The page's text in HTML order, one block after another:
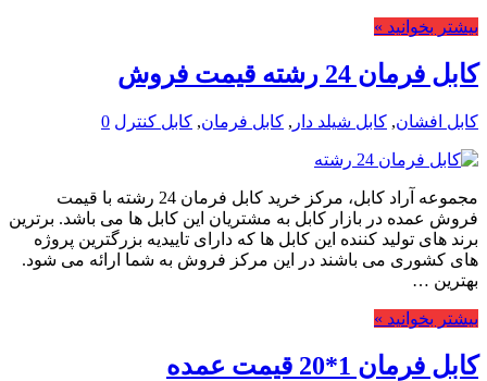
بیشتر بخوانید »
کابل فرمان 24 رشته قیمت فروش
کابل افشان, کابل شیلد دار , کابل فرمان, کابل کنترل 0
مجموعه آراد کابل، مرکز خرید کابل فرمان 24 رشته با قیمت
فروش عمده در بازار کابل به مشتریان این کابل ها می باشد. برترین
برند های تولید کننده این کابل ها که دارای تاییدیه بزرگترین پروژه
های کشوری می باشند در این مرکز فروش به شما ارائه می شود.
بهترین …
بیشتر بخوانید »
کابل فرمان 1*20 قیمت عمده